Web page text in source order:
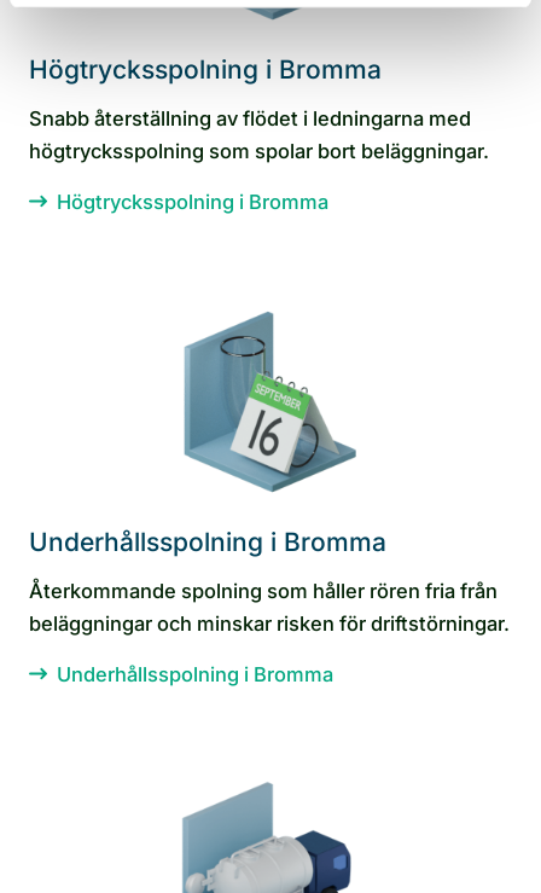
Högtrycksspolning i Bromma
Snabb återställning av flödet i ledningarna med
högtrycksspolning som spolar bort beläggningar.
Högtrycksspolning i Bromma
Underhållsspolning i Bromma
Återkommande spolning som håller rören fria från
beläggningar och minskar risken för driftstörningar.
Underhållsspolning i Bromma